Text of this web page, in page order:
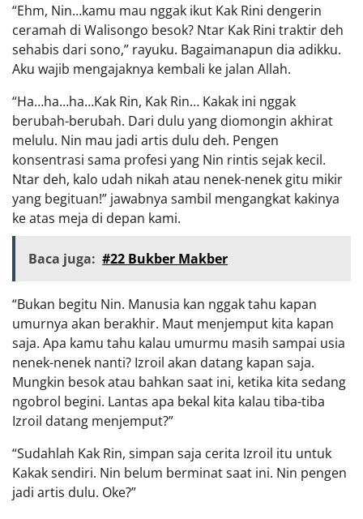
“Ehm, Nin…kamu mau nggak ikut Kak Rini dengerin
ceramah di Walisongo besok? Ntar Kak Rini traktir deh
sehabis dari sono,” rayuku. Bagaimanapun dia adikku.
Aku wajib mengajaknya kembali ke jalan Allah.
“Ha…ha…ha…Kak Rin, Kak Rin… Kakak ini nggak
berubah-berubah. Dari dulu yang diomongin akhirat
melulu. Nin mau jadi artis dulu deh. Pengen
konsentrasi sama profesi yang Nin rintis sejak kecil.
Ntar deh, kalo udah nikah atau nenek-nenek gitu mikir
yang begituan!” jawabnya sambil mengangkat kakinya
ke atas meja di depan kami.
Baca juga: #22 Bukber Makber
“Bukan begitu Nin. Manusia kan nggak tahu kapan
umurnya akan berakhir. Maut menjemput kita kapan
saja. Apa kamu tahu kalau umurmu masih sampai usia
nenek-nenek nanti? Izroil akan datang kapan saja.
Mungkin besok atau bahkan saat ini, ketika kita sedang
ngobrol begini. Lantas apa bekal kita kalau tiba-tiba
Izroil datang menjemput?”
“Sudahlah Kak Rin, simpan saja cerita Izroil itu untuk
Kakak sendiri. Nin belum berminat saat ini. Nin pengen
jadi artis dulu. Oke?”